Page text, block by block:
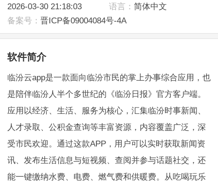
2026-03-30 21:18:03
语言： 简体中文
备案号： 晋ICP备09004084号-4A
软件简介
临汾云app是一款面向临汾市民的掌上办事综合应用，也
是陪伴临汾人半个多世纪的《临汾日报》官方客户端。
应用以经济、生活、服务为核心，汇集临汾时事新闻、
人才录取、公积金查询等丰富资源，内容覆盖广泛，深
受市民欢迎。通过这款APP，用户可以实时获取新闻资
讯、发布生活信息与短视频、查阅并参与话题社交，还
能一键缴纳水费、电费、燃气费和供暖费。从吃喝玩乐